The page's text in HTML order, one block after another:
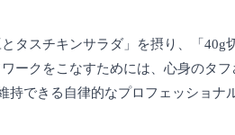
タスチキンサラダ」を摂り、「
ークをこなすためには、心身のタ
できる自律的なプロフェッショナ